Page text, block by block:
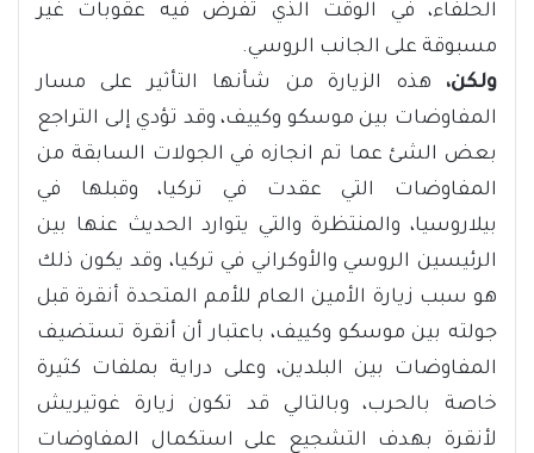
الحلفاء، في الوقت الذي تفرض فيه عقوبات غير
مسبوقة على الجانب الروسي.
ولكن، هذه الزيارة من شأنها التأثير على مسار
المفاوضات بين موسكو وكييف، وقد تؤدي إلى التراجع
بعض الشئ عما تم انجازه في الجولات السابقة من
المفاوضات التي عقدت في تركيا، وقبلها في
بيلاروسيا، والمنتظرة والتي يتوارد الحديث عنها بين
الرئيسين الروسي والأوكراني في تركيا، وقد يكون ذلك
هو سبب زيارة الأمين العام للأمم المتحدة أنقرة قبل
جولته بين موسكو وكييف، باعتبار أن أنقرة تستضيف
المفاوضات بين البلدين، وعلى دراية بملفات كثيرة
خاصة بالحرب، وبالتالي قد تكون زيارة غوتيريش
لأنقرة بهدف التشجيع على استكمال المفاوضات